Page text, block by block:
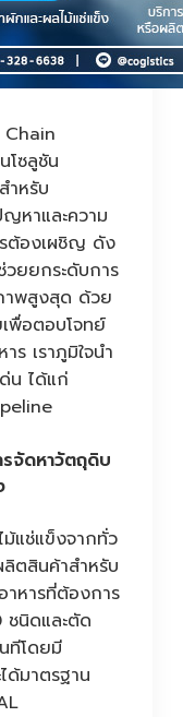
Chain
โซลูชัน
ำหรับ
ญหาและความ
รต้องเผชิญ ดัง
วยยกระดับการ
าพสูงสุด ด้วย
พื่อตอบโจทย์
ร เราภูมิใจนำ
น ได้แก่
รจัดหาวัตถุดิบ
ม้แช่แข็งจากทั่ว
ตสินค้าสำหรับ
าหารที่ต้องการ
ชนิดและตัด
ทีโดยมี
มาตรฐาน